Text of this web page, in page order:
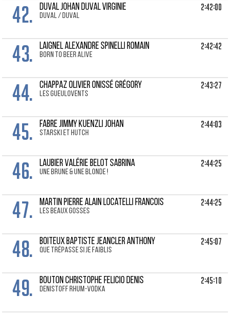
42. DUVAL JOHAN Duval Virginie
Duval / Duval
2:42:00
43. LAIGNEL ALEXANDRE Spinelli Romain
Born to beer alive
2:42:42
44. CHAPPAZ OLIVIER Onissé Grégory
Les Gueulovents
2:43:27
45. FABRE JIMMY Kuenzli Johan
Starski et Hutch
2:44:03
46. LAUBIER VALÉRIE Belot Sabrina
Une brune & une blonde !
2:44:25
47. MARTIN PIERRE ALAIN Locatelli Francois
Les beaux gosses
2:44:25
48. BOITEUX BAPTISTE Jeancler Anthony
Que trépasse si je faiblis
2:45:07
49. BOUTON CHRISTOPHE Felicio Denis
Denistoff rhum-vodka
2:45:10